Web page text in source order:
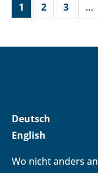
1 2 3 …
Deutsch
English
Wo nicht anders